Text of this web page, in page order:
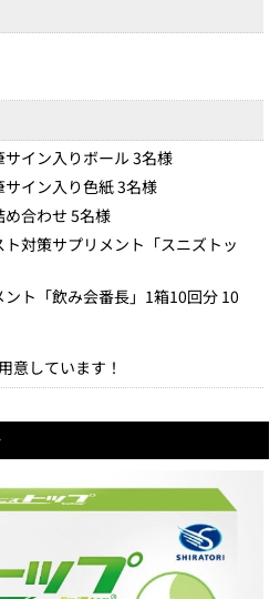
イン入りボール 3名様
イン入り色紙 3名様
合わせ 5名様
対策サプリメント「スニズトッ
ト「飲み会番長」1箱10回分 10
意しています！